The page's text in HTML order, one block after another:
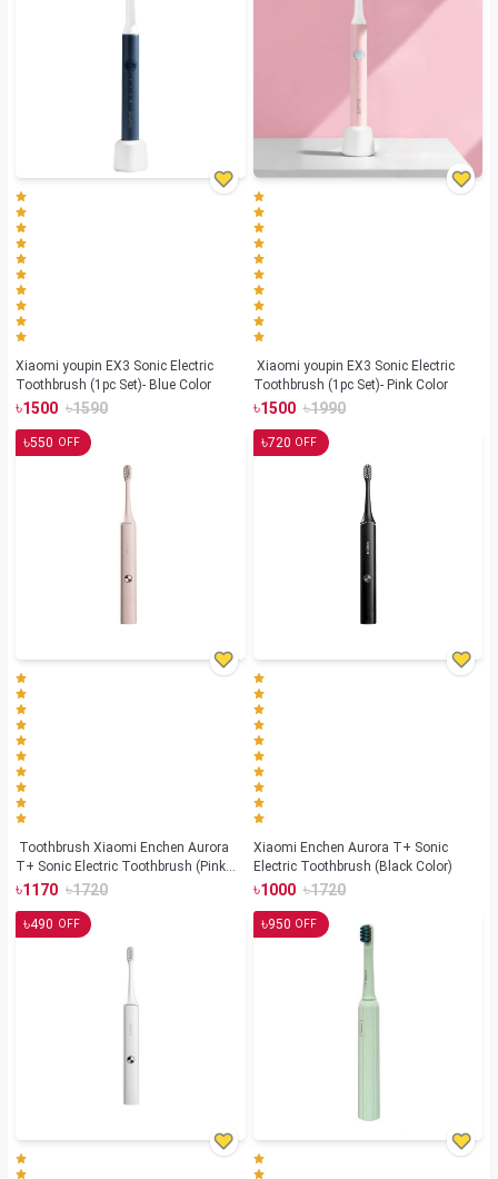
Xiaomi youpin EX3 Sonic Electric
Toothbrush (1pc Set)- Blue Color
৳1500 ৳1590
Toothbrush (1pc Set)- Pink Color
৳1500 ৳1990
৳550 OFF
Toothbrush Xiaomi Enchen Aurora
T+ Sonic Electric Toothbrush (Pink
Color)
৳1170 ৳1720
৳720 OFF
Xiaomi Enchen Aurora T+ Sonic
Electric Toothbrush (Black Color)
৳1000 ৳1720
৳490 OFF ৳950 OFF